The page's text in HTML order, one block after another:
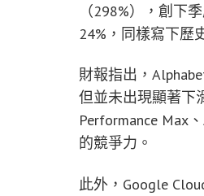
（298%），創下
24%，同樣寫下歷
財報指出，
但並未出現顯著下
Performance Max
的競爭力。
此外，Google